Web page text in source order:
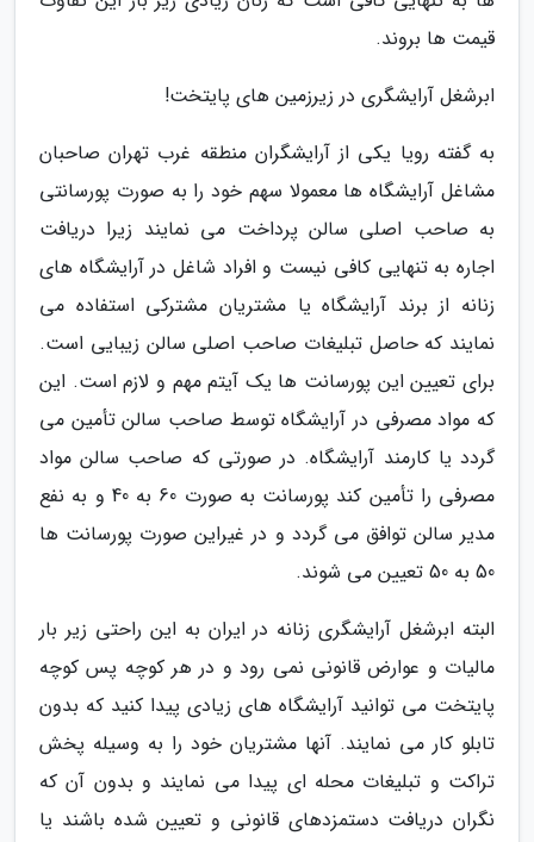
قیمت ها بروند.
ابرشغل آرایشگری در زیرزمین های پایتخت!
به گفته رویا یکی از آرایشگران منطقه غرب تهران صاحبان
مشاغل آرایشگاه ها معمولا سهم خود را به صورت پورسانتی
به صاحب اصلی سالن پرداخت می نمایند زیرا دریافت
اجاره به تنهایی کافی نیست و افراد شاغل در آرایشگاه های
زنانه از برند آرایشگاه یا مشتریان مشترکی استفاده می
نمایند که حاصل تبلیغات صاحب اصلی سالن زیبایی است.
برای تعیین این پورسانت ها یک آیتم مهم و لازم است. این
که مواد مصرفی در آرایشگاه توسط صاحب سالن تأمین می
گردد یا کارمند آرایشگاه. در صورتی که صاحب سالن مواد
مصرفی را تأمین کند پورسانت به صورت 60 به 40 و به نفع
مدیر سالن توافق می گردد و در غیراین صورت پورسانت ها
50 به 50 تعیین می شوند.
البته ابرشغل آرایشگری زنانه در ایران به این راحتی زیر بار
مالیات و عوارض قانونی نمی رود و در هر کوچه پس کوچه
پایتخت می توانید آرایشگاه های زیادی پیدا کنید که بدون
تابلو کار می نمایند. آنها مشتریان خود را به وسیله پخش
تراکت و تبلیغات محله ای پیدا می نمایند و بدون آن که
نگران دریافت دستمزدهای قانونی و تعیین شده باشند یا